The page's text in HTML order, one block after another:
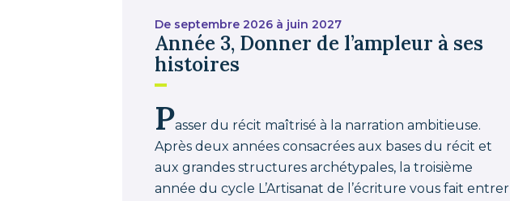
De septembre 2026 à juin 2027
Année 3, Donner de l’ampleur à ses
histoires
Passer du récit maîtrisé à la narration ambitieuse.
Après deux années consacrées aux bases du récit et
aux grandes structures archétypales, la troisième
année du cycle L’Artisanat de l’écriture vous fait entrer